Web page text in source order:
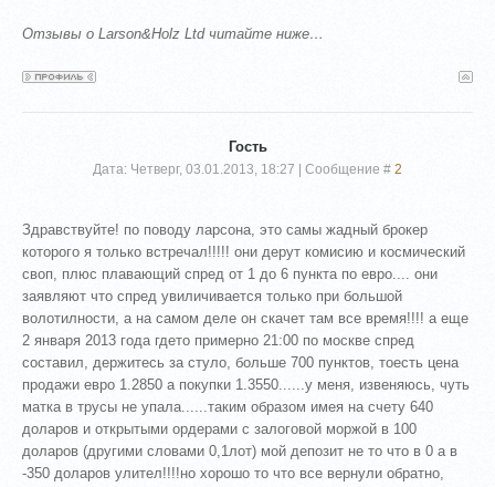
Отзывы о Larson&Holz Ltd читайте ниже…
Гость
Дата: Четверг, 03.01.2013, 18:27 | Сообщение # 2
Здравствуйте! по поводу ларсона, это самы жадный брокер
которого я только встречал!!!!! они дерут комисию и космический
своп, плюс плавающий спред от 1 до 6 пункта по евро.... они
заявляют что спред увиличивается только при большой
волотилности, а на самом деле он скачет там все время!!!! а еще
2 января 2013 года гдето примерно 21:00 по москве спред
составил, держитесь за стуло, больше 700 пунктов, тоесть цена
продажи евро 1.2850 а покупки 1.3550......у меня, извеняюсь, чуть
матка в трусы не упала......таким образом имея на счету 640
доларов и открытыми ордерами с залоговой моржой в 100
доларов (другими словами 0,1лот) мой депозит не то что в 0 а в
-350 доларов улител!!!!но хорошо то что все вернули обратно,